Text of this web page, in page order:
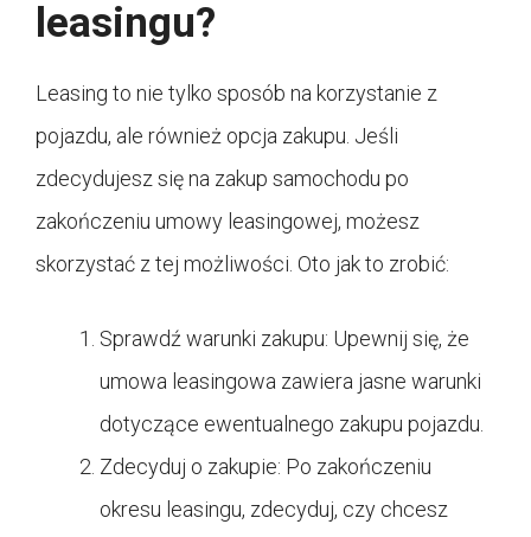
leasingu?
Leasing to nie tylko sposób na korzystanie z
pojazdu, ale również opcja zakupu. Jeśli
zdecydujesz się na zakup samochodu po
zakończeniu umowy leasingowej, możesz
skorzystać z tej możliwości. Oto jak to zrobić:
Sprawdź warunki zakupu: Upewnij się, że
umowa leasingowa zawiera jasne warunki
dotyczące ewentualnego zakupu pojazdu.
Zdecyduj o zakupie: Po zakończeniu
okresu leasingu, zdecyduj, czy chcesz